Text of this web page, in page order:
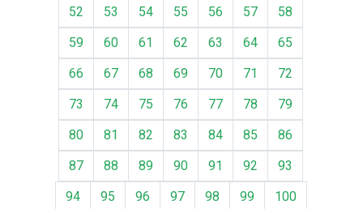
52
53 54 55 56 57
58
59
60 61 62 63 64
65
66
67 68 69 70 71
72
73
74 75 76 77 78
79
80
81 82 83 84 85
86
87
88 89 90 91 92
93
94
95 96 97 98 99
100